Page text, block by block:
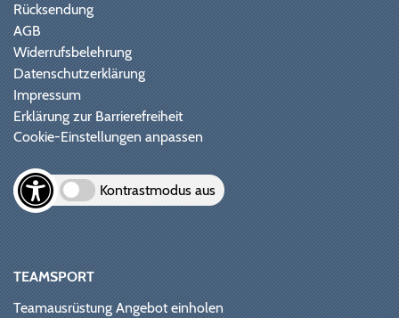
Rücksendung
AGB
Widerrufsbelehrung
Datenschutzerklärung
Impressum
Erklärung zur Barrierefreiheit
Cookie-Einstellungen anpassen
Kontrastmodus aus
TEAMSPORT
Teamausrüstung Angebot einholen